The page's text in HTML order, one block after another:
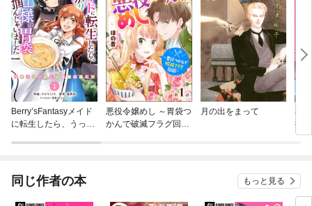
Berry’sFantasyメイド
に転生したら、うっか
人！？～
悪役令嬢めし ～胃袋つ
かんで破滅フラグ回避
月の出をまって
私
担
同じ作者の本 もっと見る